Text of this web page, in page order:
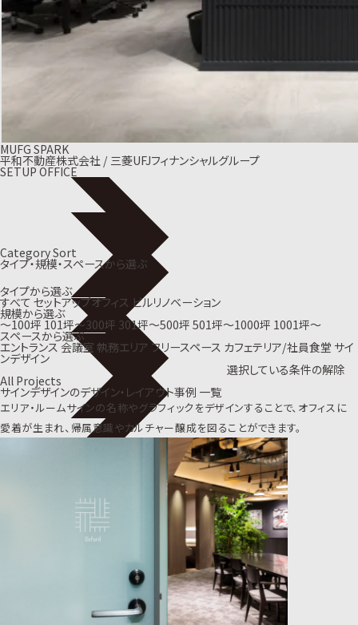
MUFG SPARK
平和不動産株式会社 / 三菱UFJフィナンシャルグループ
SETUP OFFICE
Category Sort
タイプ・規模・スペースから選ぶ
タイプから選ぶ
すべて セットアップオフィス ビルリノベーション
規模から選ぶ
〜100坪 101坪〜300坪 301坪〜500坪 501坪〜1000坪 1001坪〜
スペースから選ぶ
エントランス 会議室 執務エリア フリースペース カフェテリア/社員食堂 サイ
ンデザイン
選択している条件の解除
All Projects
サインデザインのデザイン・レイアウト事例 一覧
エリア・ルームサインの名称やグラフィックをデザインすることで、 オフィスに
愛着が生まれ、帰属意識やカルチャー醸成を図ることができます。